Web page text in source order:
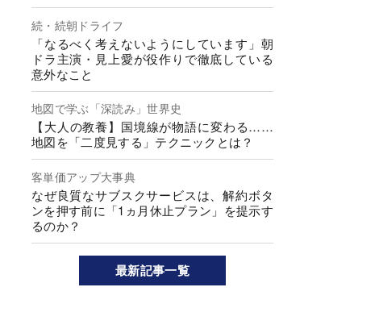
続・続朝ドライフ
「なるべく考えないようにしています」朝
ドラ主演・見上愛が役作りで徹底している
意外なこと
地図で学ぶ「深読み」世界史
【大人の教養】国境線が物語に変わる……
地図を「二度見する」テクニックとは？
客単価アップ大事典
なぜ良質なサブスクサービスは、解約ボタ
ンを押す前に「1ヵ月休止プラン」を提示す
るのか？
最新記事一覧